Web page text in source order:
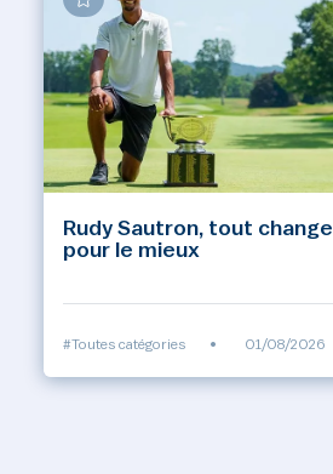
Rudy Sautron, tout change
pour le mieux
#Toutes catégories • 01/08/2026